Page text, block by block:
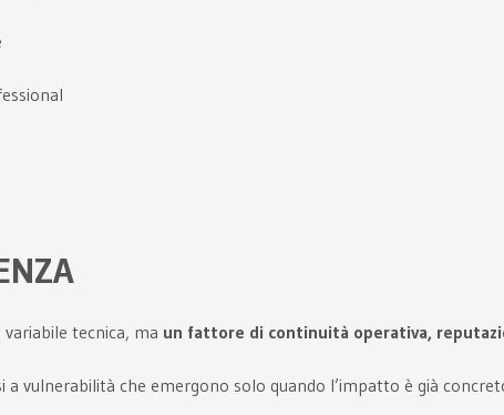
tecnica, ma un fattore di continuità operativa,
a vulnerabilità che emergono solo quando l’impatto è già